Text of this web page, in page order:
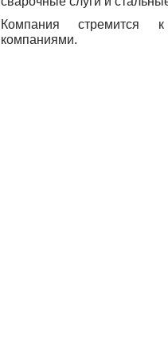
Компания стремится
компаниями.